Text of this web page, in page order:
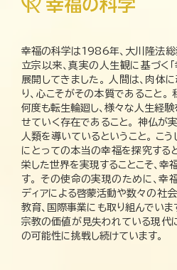
幸福の科学は1986年、大川隆法総
立宗以来、真実の人生観に基づく
展開してきました。 人間は、肉体
り、心こそがその本質であること。
何度も転生輪廻し、様々な人生経
せていく存在であること。 神仏が
人類を導いているということ。 こ
にとっての本当の幸福を探究する
栄した世界を実現することこそ、
す。 その使命の実現のために、幸
ディアによる啓蒙活動や数々の社
教育、国際事業にも取り組んでいま
宗教の価値が見失われている現代
の可能性に挑戦し続けています。